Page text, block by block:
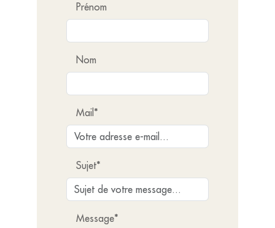
Prénom
Nom
Mail*
Sujet*
Message*